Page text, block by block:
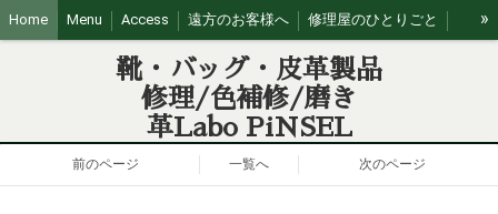
Home Menu Access 遠方のお客様へ 修理屋のひとりごと
営業日カレンダー
»
靴・バッグ・皮革製品
修理/色補修/磨き
革Labo PiNSEL
前のページ 一覧へ 次のページ